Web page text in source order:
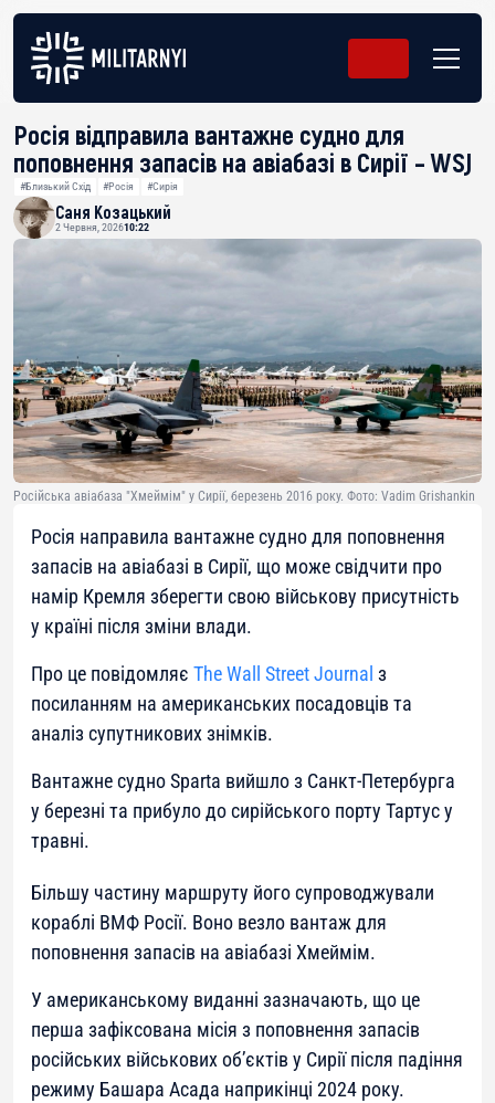
Росія відправила вантажне судно для
поповнення запасів на авіабазі в Сирії – WSJ
#Близький Схід #Росія #Сирія
Саня Козацький
2 Червня, 202610:22
Російська авіабаза "Хмеймім" у Сирії, березень 2016 року. Фото: Vadim Grishankin
Росія направила вантажне судно для поповнення
запасів на авіабазі в Сирії, що може свідчити про
намір Кремля зберегти свою військову присутність
у країні після зміни влади.
Про це повідомляє The Wall Street Journal з
посиланням на американських посадовців та
аналіз супутникових знімків.
Вантажне судно Sparta вийшло з Санкт-Петербурга
у березні та прибуло до сирійського порту Тартус у
травні.
Більшу частину маршруту його супроводжували
кораблі ВМФ Росії. Воно везло вантаж для
поповнення запасів на авіабазі Хмеймім.
У американському виданні зазначають, що це
перша зафіксована місія з поповнення запасів
російських військових об’єктів у Сирії після падіння
режиму Башара Асада наприкінці 2024 року.